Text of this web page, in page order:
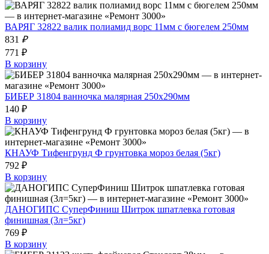
ВАРЯГ 32822 валик полиамид ворс 11мм с бюгелем 250мм
831 ₽
771 ₽
В корзину
БИБЕР 31804 ванночка малярная 250х290мм
140 ₽
В корзину
КНАУФ Тифенгрунд Ф грунтовка мороз белая (5кг)
792 ₽
В корзину
ДАНОГИПС СуперФиниш Шитрок шпатлевка готовая
финишная (3л=5кг)
769 ₽
В корзину